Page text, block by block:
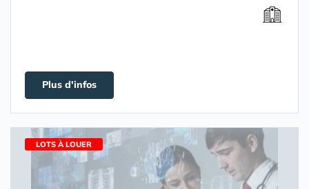
Plus d'infos
LOTS À LOUER